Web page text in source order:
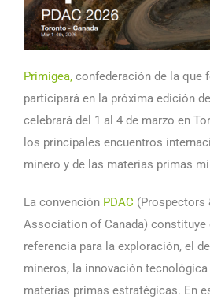
Primigea, confederación de la que
participará en la próxima edición de
celebrará del 1 al 4 de marzo en
los principales encuentros
minero y de las materias primas
La convención PDAC (Prospectors
Association of Canada)
referencia para la exploración, el
mineros, la innovación
materias primas estratégicas. En